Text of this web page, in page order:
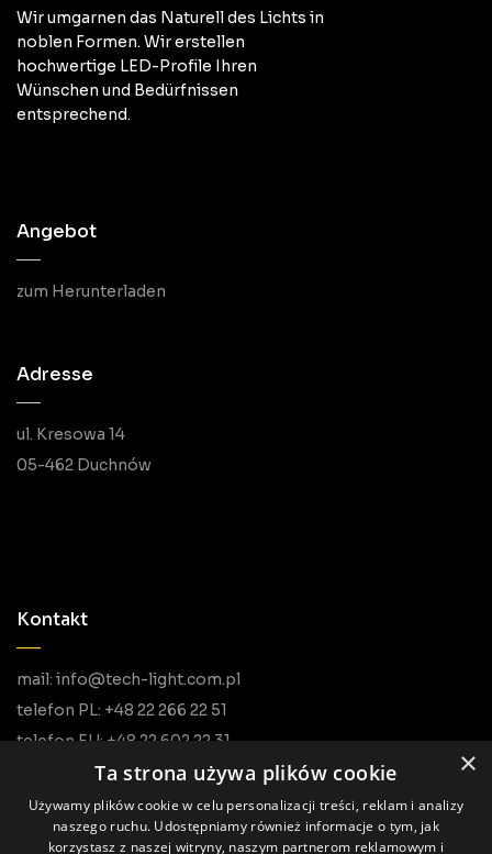
Wir umgarnen das Naturell des Lichts in
noblen Formen. Wir erstellen
hochwertige LED-Profile Ihren
Wünschen und Bedürfnissen
entsprechend.
Angebot
zum Herunterladen
Adresse
ul. Kresowa 14
05-462 Duchnów
Kontakt
mail: info@tech-light.com.pl
telefon PL: +48 22 266 22 51
telefon EU: +48 22 602 22 31
×
Ta strona używa plików cookie
Używamy plików cookie w celu personalizacji treści, reklam i analizy
naszego ruchu. Udostępniamy również informacje o tym, jak
korzystasz z naszej witryny, naszym partnerom reklamowym i